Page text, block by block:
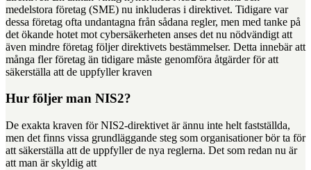
medelstora företag (SME) nu inkluderas i direktivet. Tidigare var
dessa företag ofta undantagna från sådana regler, men med tanke på
det ökande hotet mot cybersäkerheten anses det nu nödvändigt att
även mindre företag följer direktivets bestämmelser. Detta innebär att
många fler företag än tidigare måste genomföra åtgärder för att
säkerställa att de uppfyller kraven
Hur följer man NIS2?
De exakta kraven för NIS2-direktivet är ännu inte helt fastställda,
men det finns vissa grundläggande steg som organisationer bör ta för
att säkerställa att de uppfyller de nya reglerna. Det som redan nu är
att man är skyldig att